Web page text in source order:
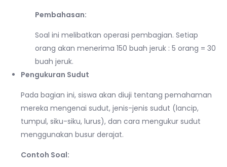
Pembahasan:
Soal ini melibatkan operasi pembagian. Setiap
orang akan menerima 150 buah jeruk : 5 orang = 30
buah jeruk.
Pengukuran Sudut
Pada bagian ini, siswa akan diuji tentang pemahaman
mereka mengenai sudut, jenis-jenis sudut (lancip,
tumpul, siku-siku, lurus), dan cara mengukur sudut
menggunakan busur derajat.
Contoh Soal: